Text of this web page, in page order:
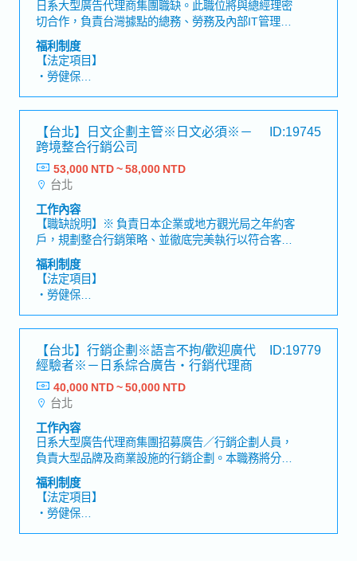
・生日禮金
・部門聚餐
・電影、演唱會門票
・出國考察補助
※其他獎金、福利，依照各職務而有所不同。
日系大型廣告代理商集團職缺。此職位將與總經理密
切合作，負責台灣據點的總務、勞務及內部IT管理等
企業營運相關工作。【工作內容】◎總務相關業務・
安排員工健康檢查及管理相關時程・辦公室備品、消
耗品、電腦設備等之採購及庫存管理・協助規劃及執
行公司福利活動與內部活動・其他辦公室營運相關總
務工作◎勞務管理業務・管理特休、補休及出勤資訊
等・整理及確認薪資計算所需資料・辦理台灣勞務相
關作業，並與外部廠商聯繫及協調◎內部IT及系統管
理業務・辦理Microsoft 365、郵件系統等員工帳號之
建立、變更及刪除・管理電腦、螢幕及周邊設備等公
司內部IT資產・協助處理員工簡單的IT相關問題◎其
他・協助日本籍總經理處理相關業務・協助日本籍派
駐人員與台灣籍員工之間的溝通・其他主管交辦事項
福利制度
【法定項目】
・勞健保
假、陪產假、產假、育嬰假)
・退休金
【企業福利】
・業務交通津貼(實支實付)
・餐費津貼(已包含於基本薪資中)
・春節紅包
・健康檢查
・年終約2個月(依業績而定)
【台北】日文企劃主管※日文必須※－
跨境整合行銷公司
ID:19745
53,000 NTD ~ 58,000 NTD
台北
工作內容
【職缺說明】※ 負責日本企業或地方觀光局之年約客
戶，規劃整合行銷策略、並徹底完美執行以符合客戶
期待【工作內容】・品牌定位:市場分析調查, 確定受
眾, 確立策略・媒體購買: 網路, 紙本相關媒體・公關
策略: 新聞媒體曝光, 策略性合作KOL等・數據分析:台
灣訪日相關數據・實體活動:旅展、觀光商談會、講
座・社群行銷:FB、IG・數位行銷:社群廣告投放・其
他適合客戶推廣其品牌和產品或客戶提出之廣告行銷
事項
福利制度
【法定項目】
・勞健保
・各種休假（特別休假、婚假、喪假、生理假、產檢
假、陪產假、產假、育嬰假）
・退休金
【公司福利】
・年終獎金
・專案獎金
・三節獎金
・生日禮金
・部門聚餐
・電影、演唱會門票
・出國考察補助
※其他獎金、福利，依照各職務而有所不同。
【台北】行銷企劃※語言不拘/歡迎廣代
經驗者※－日系綜合廣告・行銷代理商
ID:19779
40,000 NTD ~ 50,000 NTD
台北
工作內容
日系大型廣告代理商集團招募廣告／行銷企劃人員，
負責大型品牌及商業設施的行銷企劃。本職務將分析
客戶需求及市場趨勢，並整合廣告活動、促銷企劃、
活動執行及社群媒體等方式，負責從企劃提案到實際
執行的完整流程。【工作內容】・分析客戶需求、商
品／服務特色及目標客群・蒐集並分析市場趨勢、消
費者需求及競爭對手資訊・規劃年度及個別專案的行
福利制度
【法定項目】
・勞健保